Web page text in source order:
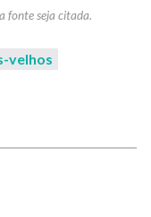
velhos